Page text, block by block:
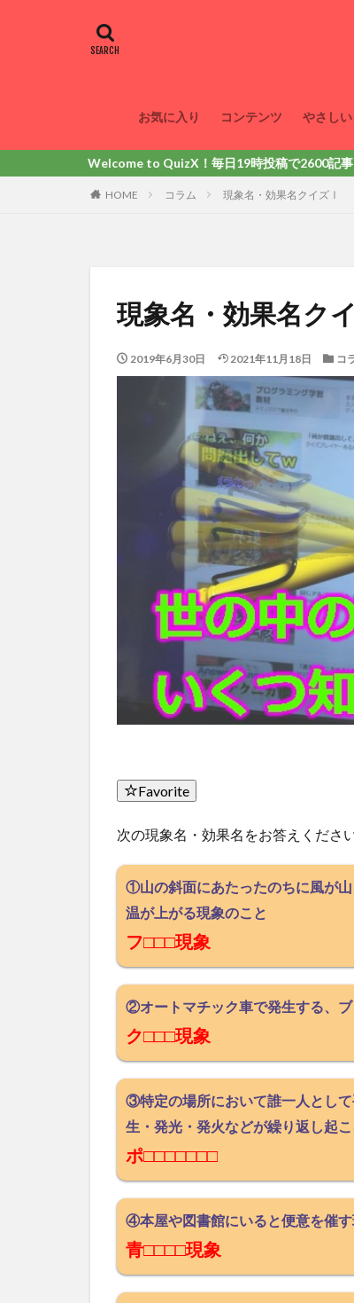
お気に入り コンテンツ やさし
to QuizX！毎日19時投稿で2600記事以上掲載！動画・問題
HOME コラム 現象名・効果名クイズⅠ
現象名・効果名ク
2019年6月30日 2021年11月18日 コ
Favorite
次の現象名・効果名をお答えください
①山の斜面にあたったのちに風が
温が上がる現象のこと
フ□□□現象
②オートマチック車で発生する、
ク□□□現象
③特定の場所において誰一人とし
生・発光・発火などが繰り返し起
ポ□□□□□□□
④本屋や図書館にいると便意を催す
青□□□□現象